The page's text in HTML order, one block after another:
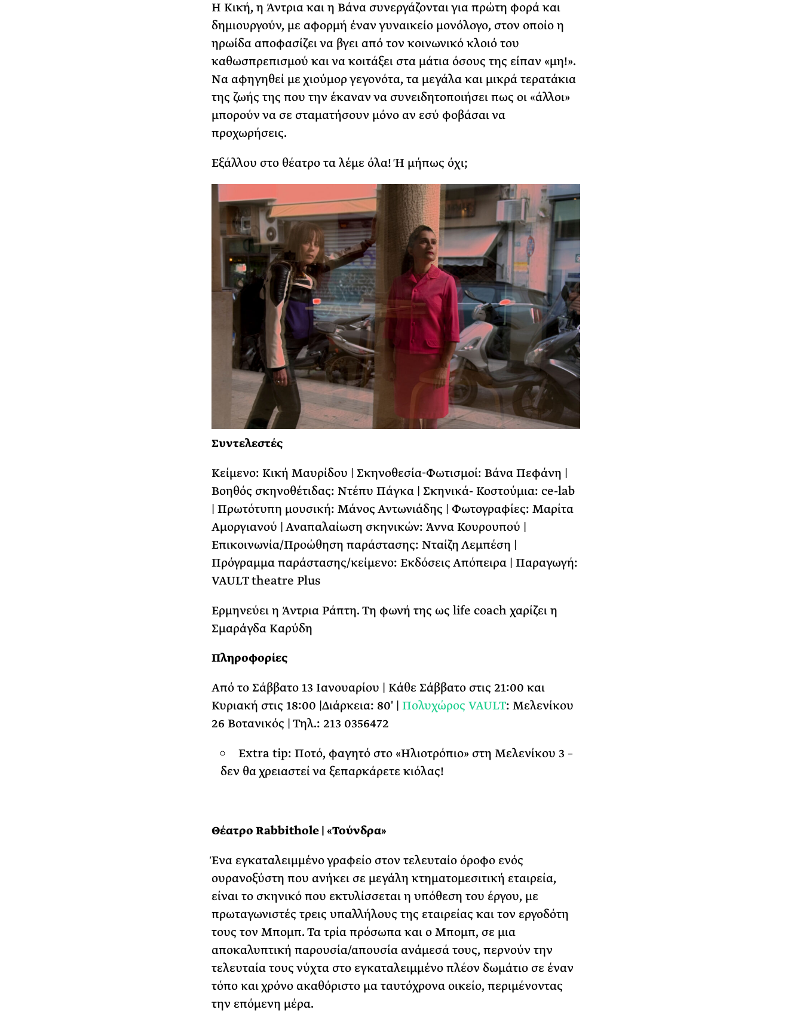
Η Κική, η Άντρια και η Βάνα συνεργάζονται για πρώτη φορά και
δημιουργούν, με αφορμή έναν γυναικείο μονόλογο, στον οποίο η
ηρωίδα αποφασίζει να βγει από τον κοινωνικό κλοιό του
καθωσπρεπισμού και να κοιτάξει στα μάτια όσους της είπαν «μη!».
Να αφηγηθεί με χιούμορ γεγονότα, τα μεγάλα και μικρά τερατάκια
της ζωής της που την έκαναν να συνειδητοποιήσει πως οι «άλλοι»
μπορούν να σε σταματήσουν μόνο αν εσύ φοβάσαι να
προχωρήσεις.
Εξάλλου στο θέατρο τα λέμε όλα! Ή μήπως όχι;
Συντελεστές
Κείμενο: Κική Μαυρίδου | Σκηνοθεσία-Φωτισμοί: Βάνα Πεφάνη |
Βοηθός σκηνοθέτιδας: Ντέπυ Πάγκα | Σκηνικά- Κοστούμια: ce-lab
| Πρωτότυπη μουσική: Μάνος Αντωνιάδης | Φωτογραφίες: Μαρίτα
Αμοργιανού | Αναπαλαίωση σκηνικών: Άννα Κουρουπού |
Επικοινωνία/Προώθηση παράστασης: Νταίζη Λεμπέση |
Πρόγραμμα παράστασης/κείμενο: Εκδόσεις Απόπειρα | Παραγωγή:
VAULT theatre Plus
Ερμηνεύει η Άντρια Ράπτη. Τη φωνή της ως life coach χαρίζει η
Σμαράγδα Καρύδη
Πληροφορίες
Από το Σάββατο 13 Ιανουαρίου | Κάθε Σάββατο στις 21:00 και
Κυριακή στις 18:00 |Διάρκεια: 80′ | Πολυχώρος VAULT: Μελενίκου
26 Βοτανικός | Τηλ.: 213 0356472
Extra tip: Ποτό, φαγητό στο «Ηλιοτρόπιο» στη Μελενίκου 3 –
δεν θα χρειαστεί να ξεπαρκάρετε κιόλας!
Θέατρο Rabbithole | «Τούνδρα»
Ένα εγκαταλειμμένο γραφείο στον τελευταίο όροφο ενός
ουρανοξύστη που ανήκει σε μεγάλη κτηματομεσιτική εταιρεία,
είναι το σκηνικό που εκτυλίσσεται η υπόθεση του έργου, με
πρωταγωνιστές τρεις υπαλλήλους της εταιρείας και τον εργοδότη
τους τον Μπομπ. Τα τρία πρόσωπα και ο Μπομπ, σε μια
αποκαλυπτική παρουσία/απουσία ανάμεσά τους, περνούν την
τελευταία τους νύχτα στο εγκαταλειμμένο πλέον δωμάτιο σε έναν
τόπο και χρόνο ακαθόριστο μα ταυτόχρονα οικείο, περιμένοντας
την επόμενη μέρα.